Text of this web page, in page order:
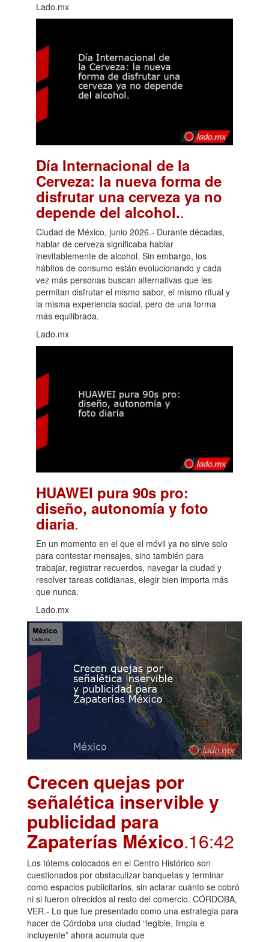
Lado.mx
Día Internacional de la
Cerveza: la nueva forma de
disfrutar una cerveza ya no
depende del alcohol..
Ciudad de México, junio 2026.- Durante décadas,
hablar de cerveza significaba hablar
inevitablemente de alcohol. Sin embargo, los
hábitos de consumo están evolucionando y cada
vez más personas buscan alternativas que les
permitan disfrutar el mismo sabor, el mismo ritual y
la misma experiencia social, pero de una forma
más equilibrada.
Lado.mx
HUAWEI pura 90s pro:
diseño, autonomía y foto
diaria.
En un momento en el que el móvil ya no sirve solo
para contestar mensajes, sino también para
trabajar, registrar recuerdos, navegar la ciudad y
resolver tareas cotidianas, elegir bien importa más
que nunca.
Lado.mx
Crecen quejas por
señalética inservible y
publicidad para
Zapaterías México.16:42
Los tótems colocados en el Centro Histórico son
cuestionados por obstaculizar banquetas y terminar
como espacios publicitarios, sin aclarar cuánto se cobró
ni si fueron ofrecidos al resto del comercio. CÓRDOBA,
VER.- Lo que fue presentado como una estrategia para
hacer de Córdoba una ciudad “legible, limpia e
incluyente” ahora acumula que